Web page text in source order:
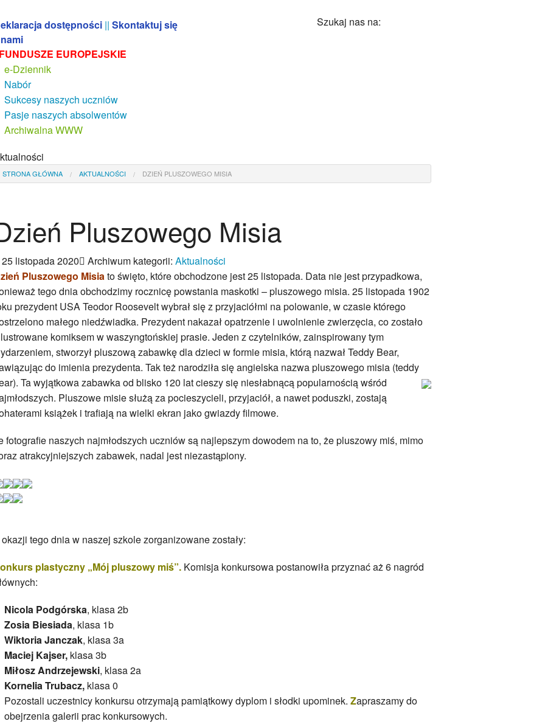
dostępności || Skontaktuj się
EUROPEJSKIE
Szukaj nas na:
e-Dziennik
Nabór
Sukcesy naszych uczniów
Pasje naszych absolwentów
Archiwalna WWW
STRONA GŁÓWNA AKTUALNOŚCI DZIEŃ PLUSZOWEGO MISIA
Pluszowego Misia
25 listopada 2020 Archiwum kategorii: Aktualności
Pluszowego Misiato święto, które obchodzone jest 25 listopada. Data nie jest przypadkowa,
tego dnia obchodzimy rocznicę powstania maskotki – pluszowego misia. 25 listopada 1902
prezydent USA Teodor Roosevelt wybrał się z przyjaciółmi na polowanie, w czasie którego
małego niedźwiadka. Prezydent nakazał opatrzenie i uwolnienie zwierzęcia, co zostało
komiksem w waszyngtońskiej prasie. Jeden z czytelników, zainspirowany tym
stworzył pluszową zabawkę dla dzieci w formie misia, którą nazwał Teddy Bear,
do imienia prezydenta. Tak też narodziła się angielska nazwa pluszowego misia (teddy
Ta wyjątkowa zabawka od blisko 120 lat cieszy się niesłabnącą popularnością wśród
Pluszowe misie służą za pocieszycieli, przyjaciół, a nawet poduszki, zostają
książek i trafiają na wielki ekran jako gwiazdy filmowe.
fotografie naszych najmłodszych uczniów są najlepszym dowodem na to, że pluszowy miś, mimo
atrakcyjniejszych zabawek, nadal jest niezastąpiony.
tego dnia w naszej szkole zorganizowane zostały:
plastyczny „Mój pluszowy miś”. Komisja konkursowa postanowiła przyznać aż 6 nagród
Nicola Podgórska, klasa 2b
Zosia Biesiada, klasa 1b
Wiktoria Janczak, klasa 3a
Maciej Kajser,klasa 3b
Miłosz Andrzejewski, klasa 2a
Kornelia Trubacz,klasa 0
Pozostali uczestnicy konkursu otrzymają pamiątkowy dyplom i słodki upominek. Zapraszamy do
obejrzenia galerii prac konkursowych.